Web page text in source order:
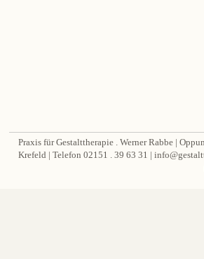
Praxis für Gestalttherapie . Werner Rabbe |
Krefeld | Telefon 02151 . 39 63 31 |